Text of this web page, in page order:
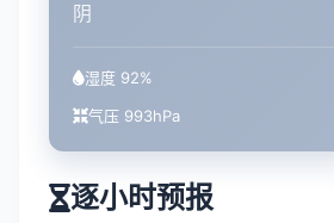
阴
湿度 92%
气压 993hPa
逐小时预报